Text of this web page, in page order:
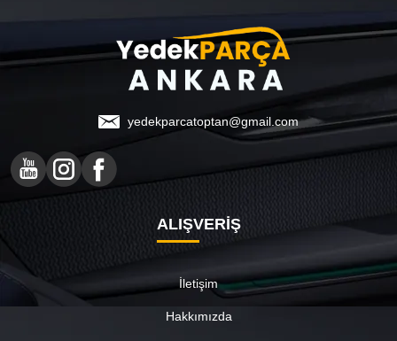
yedekparcatoptan@gmail.com
ALIŞVERİŞ
İletişim
Hakkımızda